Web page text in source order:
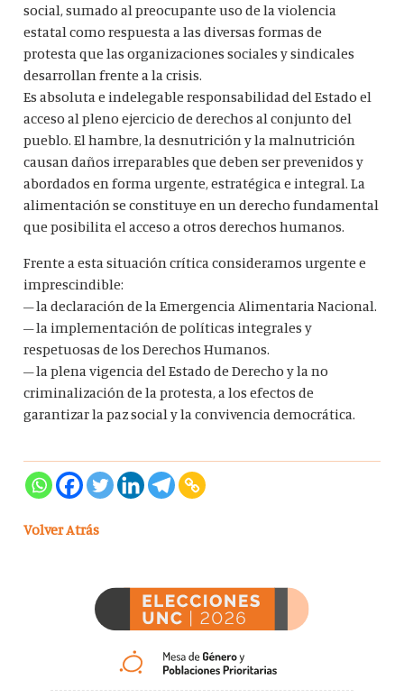
social, sumado al preocupante uso de la violencia
estatal como respuesta a las diversas formas de
protesta que las organizaciones sociales y sindicales
desarrollan frente a la crisis.
Es absoluta e indelegable responsabilidad del Estado el
acceso al pleno ejercicio de derechos al conjunto del
pueblo. El hambre, la desnutrición y la malnutrición
causan daños irreparables que deben ser prevenidos y
abordados en forma urgente, estratégica e integral. La
alimentación se constituye en un derecho fundamental
que posibilita el acceso a otros derechos humanos.
Frente a esta situación crítica consideramos urgente e
imprescindible:
– la declaración de la Emergencia Alimentaria Nacional.
– la implementación de políticas integrales y
respetuosas de los Derechos Humanos.
– la plena vigencia del Estado de Derecho y la no
criminalización de la protesta, a los efectos de
garantizar la paz social y la convivencia democrática.
Volver Atrás